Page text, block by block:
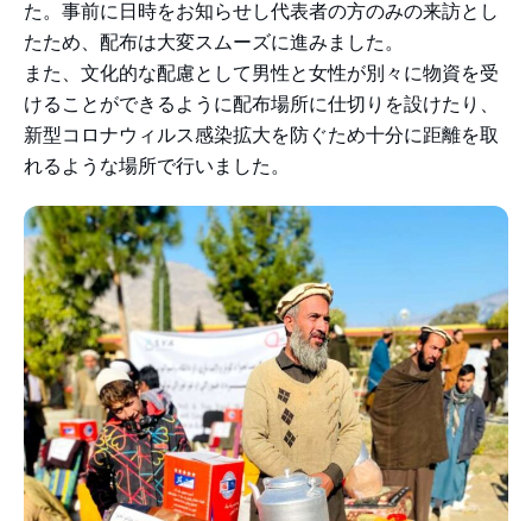
た。事前に日時をお知らせし代表者の方のみの来訪とし
たため、配布は大変スムーズに進みました。
また、文化的な配慮として男性と女性が別々に物資を受
けることができるように配布場所に仕切りを設けたり、
新型コロナウィルス感染拡大を防ぐため十分に距離を取
れるような場所で行いました。